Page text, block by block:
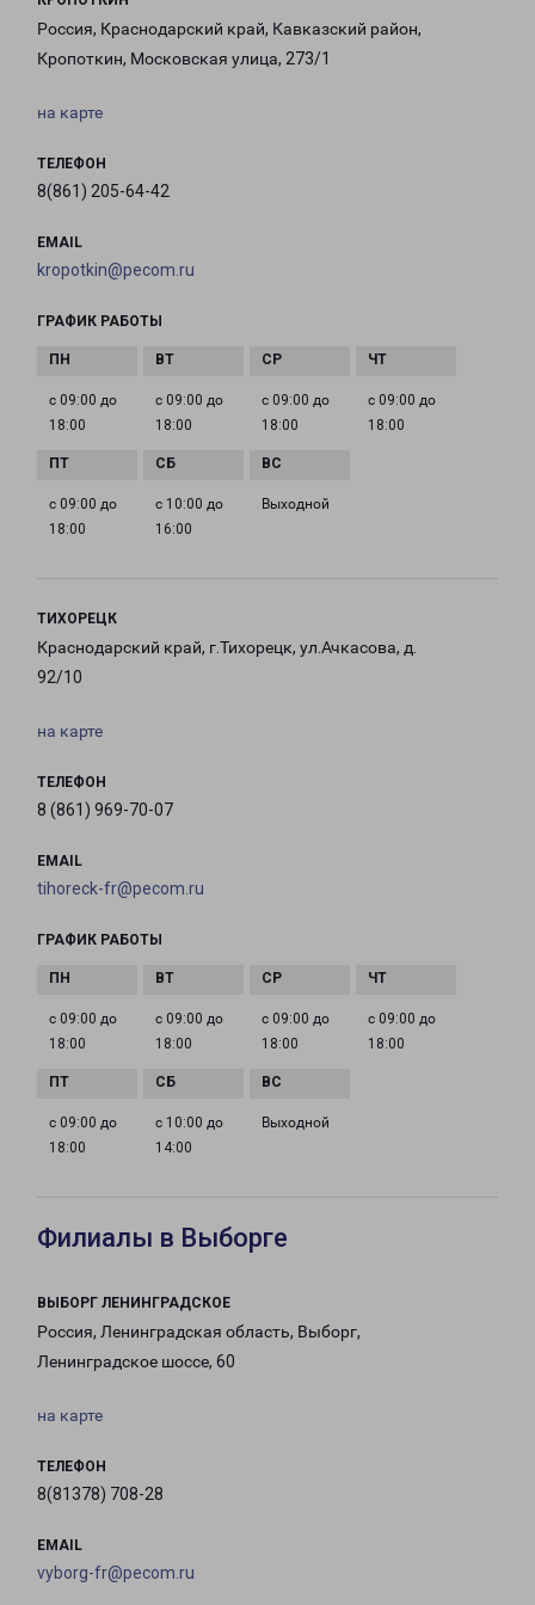
Россия, Краснодарский край, Кавказский район,
Кропоткин, Московская улица, 273/1
на карте
ТЕЛЕФОН
8(861) 205-64-42
EMAIL
kropotkin@pecom.ru
ГРАФИК РАБОТЫ
с 09:00 до
18:00
с 09:00 до
18:00
с 09:00 до
18:00
с 09:00 до
18:00
с 09:00 до
18:00
с 10:00 до
16:00
Выходной
ТИХОРЕЦК
Краснодарский край, г.Тихорецк, ул.Ачкасова, д.
92/10
на карте
ТЕЛЕФОН
8 (861) 969-70-07
EMAIL
tihoreck-fr@pecom.ru
ГРАФИК РАБОТЫ
с 09:00 до
18:00
с 09:00 до
18:00
с 09:00 до
18:00
с 09:00 до
18:00
с 09:00 до
18:00
с 10:00 до
14:00
Выходной
Филиалы в Выборге
ВЫБОРГ ЛЕНИНГРАДСКОЕ
Россия, Ленинградская область, Выборг,
Ленинградское шоссе, 60
на карте
ТЕЛЕФОН
8(81378) 708-28
EMAIL
vyborg-fr@pecom.ru